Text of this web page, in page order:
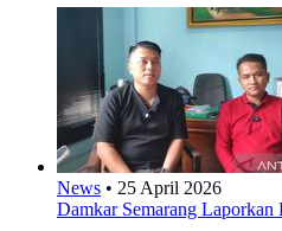
News • 25 April 2026
Damkar Semarang